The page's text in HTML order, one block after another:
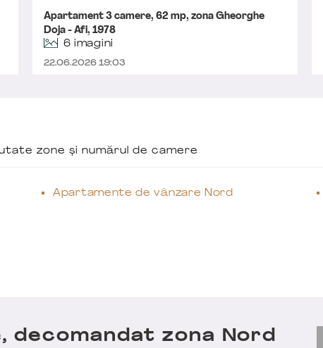
Apartament 3 camere, 62 mp, zona Gheorghe
Doja - Afi, 1978
6 imagini
22.06.2026 19:03
zone și numărul de camere
Apartamente de vânzare Nord
decomandat zona Nord